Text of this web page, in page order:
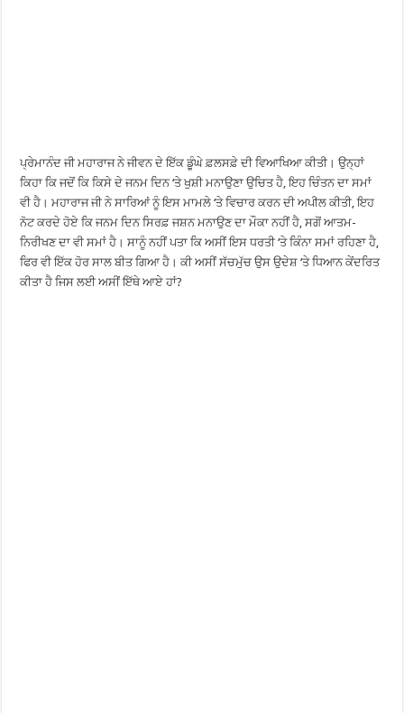
ਪ੍ਰੇਮਾਨੰਦ ਜੀ ਮਹਾਰਾਜ ਨੇ ਜੀਵਨ ਦੇ ਇੱਕ ਡੂੰਘੇ ਫ਼ਲਸਫ਼ੇ ਦੀ ਵਿਆਖਿਆ ਕੀਤੀ। ਉਨ੍ਹਾਂ
ਕਿਹਾ ਕਿ ਜਦੋਂ ਕਿ ਕਿਸੇ ਦੇ ਜਨਮ ਦਿਨ ‘ਤੇ ਖੁਸ਼ੀ ਮਨਾਉਣਾ ਉਚਿਤ ਹੈ, ਇਹ ਚਿੰਤਨ ਦਾ ਸਮਾਂ
ਵੀ ਹੈ। ਮਹਾਰਾਜ ਜੀ ਨੇ ਸਾਰਿਆਂ ਨੂੰ ਇਸ ਮਾਮਲੇ ‘ਤੇ ਵਿਚਾਰ ਕਰਨ ਦੀ ਅਪੀਲ ਕੀਤੀ, ਇਹ
ਨੋਟ ਕਰਦੇ ਹੋਏ ਕਿ ਜਨਮ ਦਿਨ ਸਿਰਫ਼ ਜਸ਼ਨ ਮਨਾਉਣ ਦਾ ਮੌਕਾ ਨਹੀਂ ਹੈ, ਸਗੋਂ ਆਤਮ-
ਨਿਰੀਖਣ ਦਾ ਵੀ ਸਮਾਂ ਹੈ। ਸਾਨੂੰ ਨਹੀਂ ਪਤਾ ਕਿ ਅਸੀਂ ਇਸ ਧਰਤੀ ‘ਤੇ ਕਿੰਨਾ ਸਮਾਂ ਰਹਿਣਾ ਹੈ,
ਫਿਰ ਵੀ ਇੱਕ ਹੋਰ ਸਾਲ ਬੀਤ ਗਿਆ ਹੈ। ਕੀ ਅਸੀਂ ਸੱਚਮੁੱਚ ਉਸ ਉਦੇਸ਼ ‘ਤੇ ਧਿਆਨ ਕੇਂਦਰਿਤ
ਕੀਤਾ ਹੈ ਜਿਸ ਲਈ ਅਸੀਂ ਇੱਥੇ ਆਏ ਹਾਂ?